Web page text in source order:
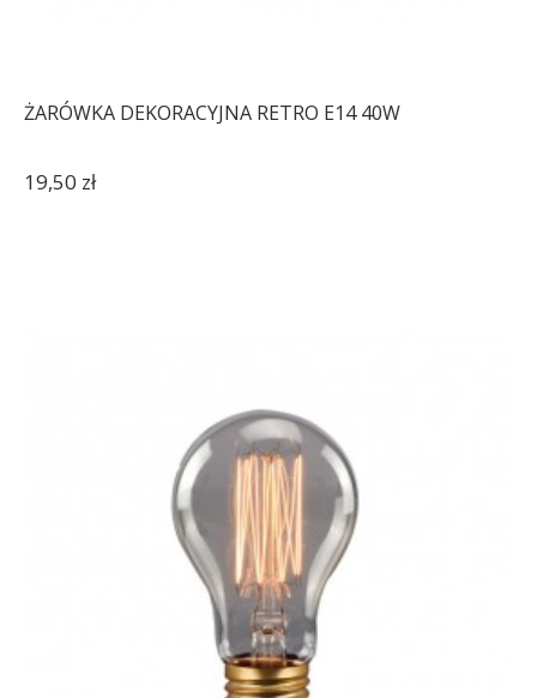
ŻARÓWKA DEKORACYJNA RETRO E14 40W
19,50 zł